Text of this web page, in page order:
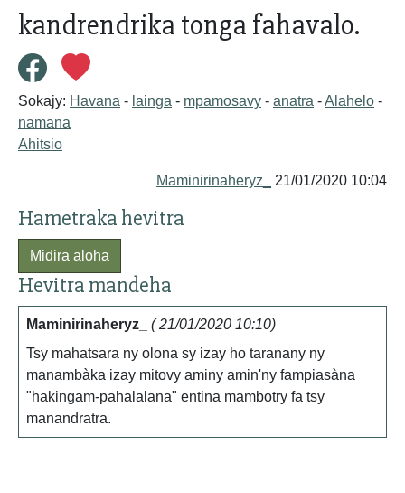
kandrendrika tonga fahavalo.
Sokajy: Havana - lainga - mpamosavy - anatra -Alahelo -
namana
Ahitsio
Maminirinaheryz_ 21/01/2020 10:04
Hametraka hevitra
Midira aloha
Hevitra mandeha
Maminirinaheryz_ ( 21/01/2020 10:10)
Tsy mahatsara ny olona sy izay ho taranany ny
manambàka izay mitovy aminy amin'ny fampiasàna
"hakingam-pahalalana" entina mambotry fa tsy
manandratra.